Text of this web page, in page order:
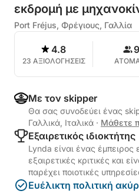
εκδρομή με
Port Fréjus, Φρέγιους, Γαλλία
4.8
23 ΑΞΙΟΛΟΓΗΣΕΙΣ
9
Με τον skipper
Θα σας συνοδεύει ένας
Γαλλικά, Ιταλικά · Μάθετε
Εξαιρετικός ιδιοκτήτης
Lynda είναι ένας
εξαιρετικές κριτικές και
παρέχει ποιοτικές
Ευέλικτη πολιτική